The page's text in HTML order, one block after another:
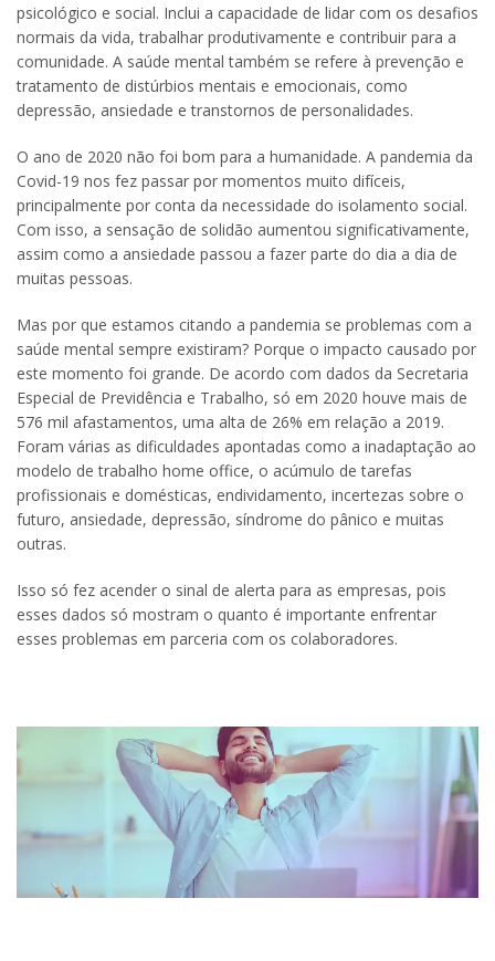
psicológico e social. Inclui a capacidade de lidar com os desafios
normais da vida, trabalhar produtivamente e contribuir para a
comunidade. A saúde mental também se refere à prevenção e
tratamento de distúrbios mentais e emocionais, como
depressão, ansiedade e transtornos de personalidades.
O ano de 2020 não foi bom para a humanidade. A pandemia da
Covid-19 nos fez passar por momentos muito difíceis,
principalmente por conta da necessidade do isolamento social.
Com isso, a sensação de solidão aumentou significativamente,
assim como a ansiedade passou a fazer parte do dia a dia de
muitas pessoas.
Mas por que estamos citando a pandemia se problemas com a
saúde mental sempre existiram? Porque o impacto causado por
este momento foi grande. De acordo com dados da Secretaria
Especial de Previdência e Trabalho, só em 2020 houve mais de
576 mil afastamentos, uma alta de 26% em relação a 2019.
Foram várias as dificuldades apontadas como a inadaptação ao
modelo de trabalho home office, o acúmulo de tarefas
profissionais e domésticas, endividamento, incertezas sobre o
futuro, ansiedade, depressão, síndrome do pânico e muitas
outras.
Isso só fez acender o sinal de alerta para as empresas, pois
esses dados só mostram o quanto é importante enfrentar
esses problemas em parceria com os colaboradores.